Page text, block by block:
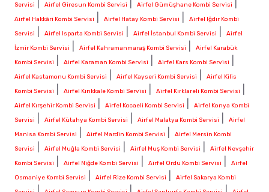
Servisi
Airfel Giresun Kombi Servisi Airfel Gümüşhane Kombi Servisi
Airfel Hakkâri Kombi Servisi Airfel Hatay Kombi Servisi
Airfel Iğdır Kombi
Servisi
Airfel Isparta Kombi Servisi Airfel İstanbul Kombi Servisi
Airfel
İzmir Kombi Servisi
Airfel Kahramanmaraş Kombi Servisi
Airfel Karabük
Kombi Servisi
Airfel Karaman Kombi Servisi Airfel Kars Kombi Servisi
Airfel Kastamonu Kombi Servisi Airfel Kayseri Kombi Servisi
Airfel Kilis
Kombi Servisi
Airfel Kırıkkale Kombi Servisi Airfel Kırklareli Kombi Servisi
Airfel Kırşehir Kombi Servisi Airfel Kocaeli Kombi Servisi
Airfel Konya Kombi
Servisi
Airfel Kütahya Kombi Servisi Airfel Malatya Kombi Servisi
Airfel
Manisa Kombi Servisi
Airfel Mardin Kombi Servisi
Airfel Mersin Kombi
Servisi
Airfel Muğla Kombi Servisi Airfel Muş Kombi Servisi
Airfel Nevşehir
Kombi Servisi
Airfel Niğde Kombi Servisi Airfel Ordu Kombi Servisi
Airfel
Osmaniye Kombi Servisi
Airfel Rize Kombi Servisi
Airfel Sakarya Kombi